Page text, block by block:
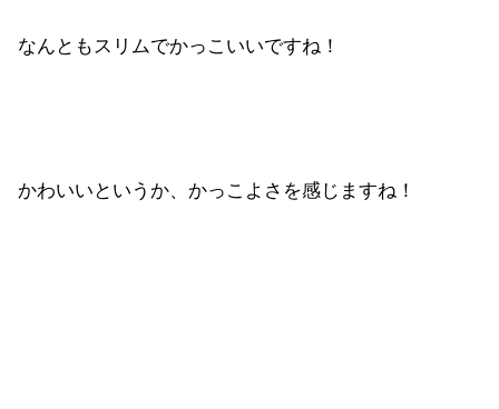
なんともスリムでかっこいいですね！
かわいいというか、かっこよさを感じますね！